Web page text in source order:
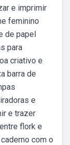
e imprimir
feminino
de papel
para
criativo e
barra de
e
e trazer
flork e
com o